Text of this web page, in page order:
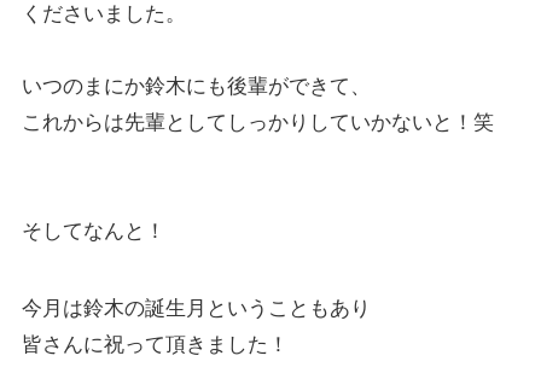
くださいました。
いつのまにか鈴木にも後輩ができて、
これからは先輩としてしっかりしていかないと！笑
そしてなんと！
今月は鈴木の誕生月ということもあり
皆さんに祝って頂きました！